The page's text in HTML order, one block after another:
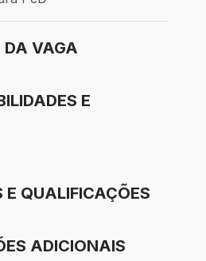
DA VAGA
E
E QUALIFICAÇÕES
ADICIONAIS